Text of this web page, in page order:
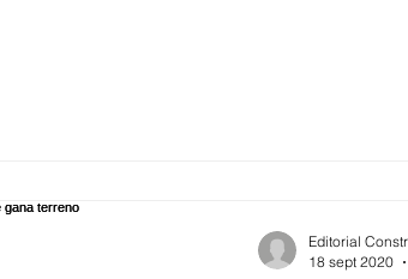
Editorial
18 sept 2020